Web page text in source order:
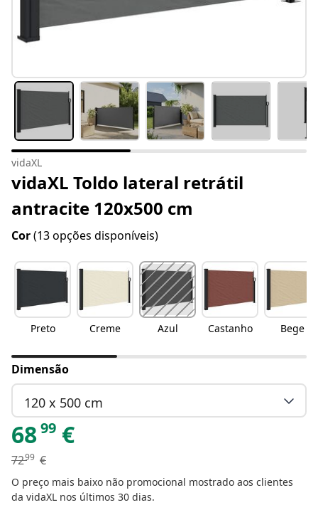
vidaXL
vidaXL Toldo lateral retrátil
antracite 120x500 cm
Cor(13 opções disponíveis)
Preto Creme Azul Castanho Bege
Dimensão
120 x 500 cm
6899 €
7299 €
O preço mais baixo não promocional mostrado aos clientes
da vidaXL nos últimos 30 dias.